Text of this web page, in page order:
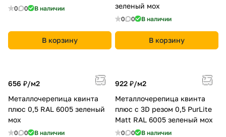
0 0 В наличии
В корзину
зеленый мох
0 0 В наличии
В корзину
656 ₽/м2
Металлочерепица квинта
плюс 0,5 RAL 6005 зеленый
мох
0 0 В наличии
922 ₽/м2
Металлочерепица квинта
плюс c 3D резом 0,5 PurLite
Мatt RAL 6005 зеленый мох
0 0 В наличии